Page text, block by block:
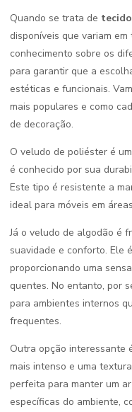
Quando se trata de
disponíveis que variam
conhecimento sobre os
para garantir que a
estéticas e funcionais.
mais populares e como
de decoração.
O veludo de poliéster é
é conhecido por sua
Este tipo é resistente a
ideal para móveis em
Já o veludo de algodão é
suavidade e conforto. Ele
proporcionando uma
quentes. No entanto, por
para ambientes internos
frequentes.
Outra opção interessante
mais intenso e uma
perfeita para manter um
específicas do ambiente,